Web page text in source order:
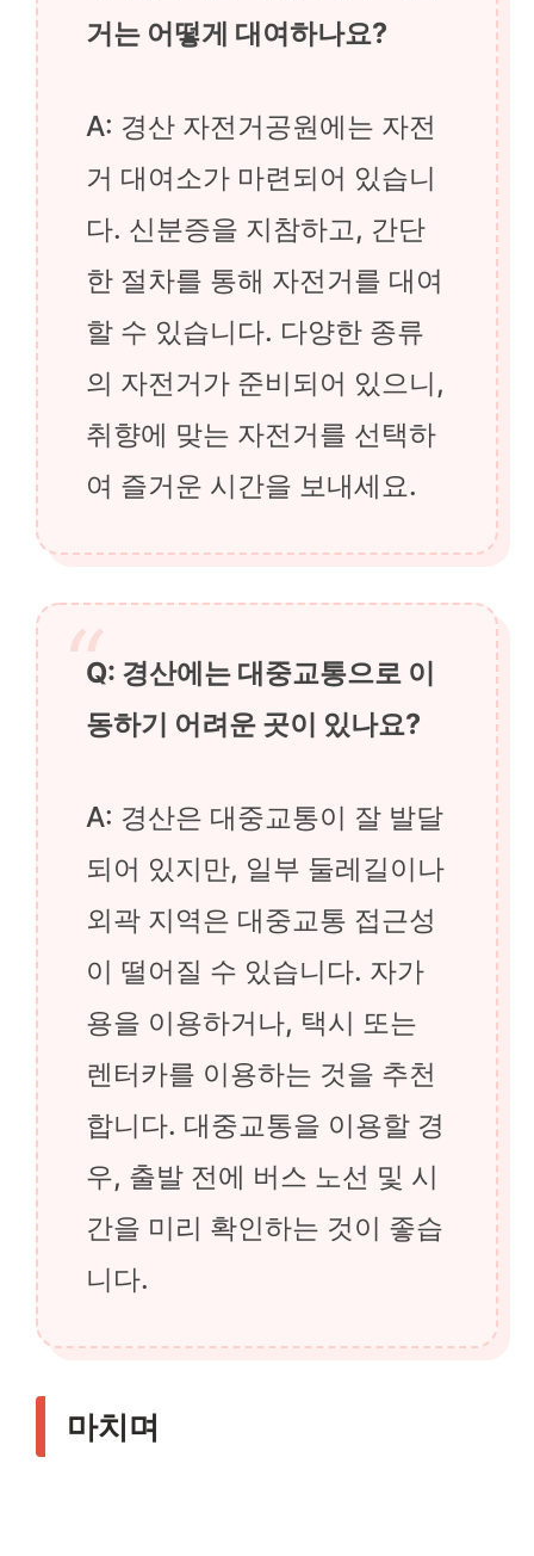
거는 어떻게 대여하나요?
A: 경산 자전거공원에는 자전
거 대여소가 마련되어 있습니
다. 신분증을 지참하고, 간단
한 절차를 통해 자전거를 대여
할 수 있습니다. 다양한 종류
의 자전거가 준비되어 있으니,
취향에 맞는 자전거를 선택하
여 즐거운 시간을 보내세요.
Q: 경산에는 대중교통으로 이
동하기 어려운 곳이 있나요?
A: 경산은 대중교통이 잘 발달
되어 있지만, 일부 둘레길이나
외곽 지역은 대중교통 접근성
이 떨어질 수 있습니다. 자가
용을 이용하거나, 택시 또는
렌터카를 이용하는 것을 추천
합니다. 대중교통을 이용할 경
우, 출발 전에 버스 노선 및 시
간을 미리 확인하는 것이 좋습
니다.
마치며